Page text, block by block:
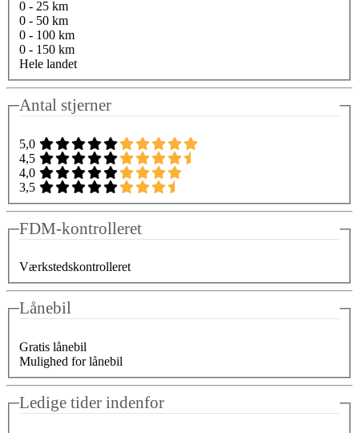
0 - 25 km
0 - 50 km
0 - 100 km
0 - 150 km
Hele landet
Antal stjerner
5,0
4,5
4,0
3,5
FDM-kontrolleret
Værkstedskontrolleret
Lånebil
Gratis lånebil
Mulighed for lånebil
Ledige tider indenfor